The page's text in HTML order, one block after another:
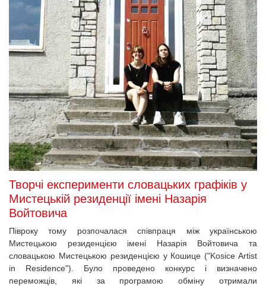
Творчі експерименти словацьких графіків у
Мистецькій резиденції імені Назарія
Войтовича
Півроку тому розпочалася співпраця між українською
Мистецькою резиденцією імені Назарія Войтовича та
словацькою Мистецькою резиденцією у Кошице ("Kosice Artist
in Residence"). Було проведено конкурс і визначено
переможців, які за програмою обміну отримали